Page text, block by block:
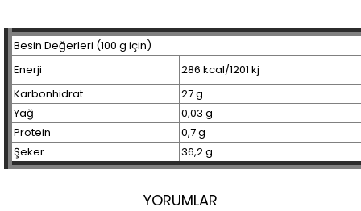
Besin Değerleri (100 g için)
Enerji
286 kcal/1201 kj
Karbonhidrat
27 g
Yağ
0,03 g
Protein
0,7 g
Şeker
36,2 g
YORUMLAR